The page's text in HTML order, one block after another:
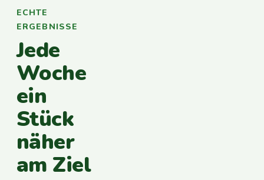
ECHTE
ERGEBNISSE
Jede
Woche
ein
Stück
näher
am Ziel